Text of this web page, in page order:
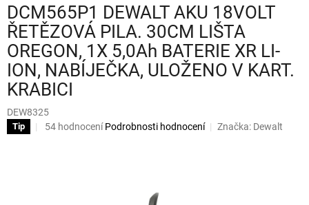
DCM565P1 DEWALT AKU 18VOLT
ŘETĚZOVÁ PILA. 30CM LIŠTA
OREGON, 1X 5,0Ah BATERIE XR LI-
ION, NABÍJEČKA, ULOŽENO V KART.
KRABICI
DEW8325
Tip
Průměrné
54 hodnocení Podrobnosti hodnocení Značka: Dewalt